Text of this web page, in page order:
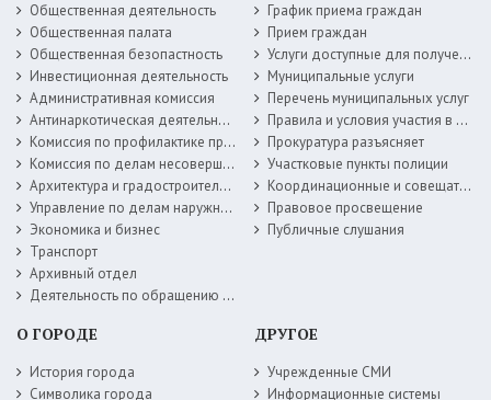
Общественная деятельность
Общественная палата
Общественная безопастность
Инвестиционная деятельность
Административная комиссия
Антинаркотическая деятельность
Комиссия по профилактике правонарушений
Комиссия по делам несовершеннолетних
Архитектура и градостроительство
Управление по делам наружной рекламы
Экономика и бизнес
Транспорт
Архивный отдел
Деятельность по обращению с животными без владельцев
График приема граждан
Прием граждан
Услуги доступные для получения в электронной форме
Муниципальные услуги
Перечень муниципальных услуг
Правила и условия участия в жилищных программах
Прокуратура разъясняет
Участковые пункты полиции
Координационные и совещательные органы
Правовое просвещение
Публичные слушания
О ГОРОДЕ
История города
Символика города
ДРУГОЕ
Учрежденные СМИ
Информационные системы